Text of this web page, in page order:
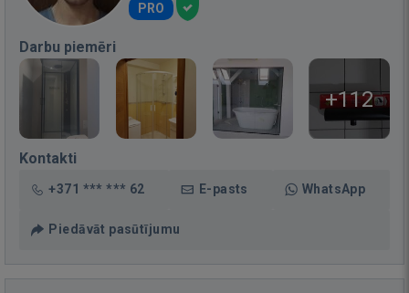
PRO
Darbu piemēri
+112
Kontakti
+371 *** *** 62 E-pasts WhatsApp
Piedāvāt pasūtījumu